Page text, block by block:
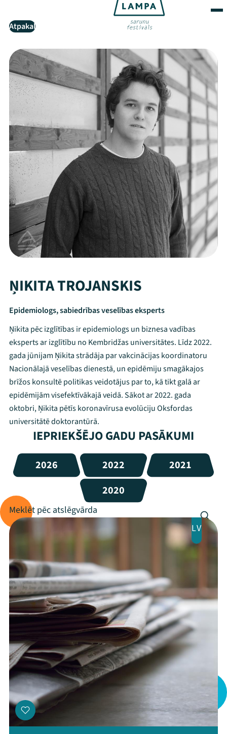
Atpakaļ
ŅIKITA TROJANSKIS
Epidemiologs, sabiedrības veselības eksperts
Ņikita pēc izglītības ir epidemiologs un biznesa vadības
eksperts ar izglītību no Kembridžas universitātes. Līdz 2022.
gada jūnijam Ņikita strādāja par vakcinācijas koordinatoru
Nacionālajā veselības dienestā, un epidēmiju smagākajos
brīžos konsultē politikas veidotājus par to, kā tikt galā ar
epidēmijām visefektīvākajā veidā. Sākot ar 2022. gada
oktobri, Ņikita pētīs koronavīrusa evolūciju Oksfordas
universitātē doktorantūrā.
IEPRIEKŠĒJO GADU PASĀKUMI
2026 2022
2021
2020
LV